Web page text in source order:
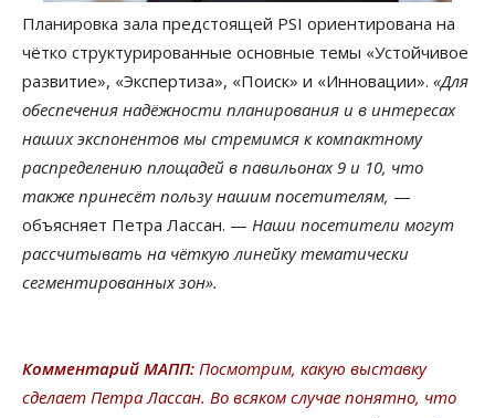
Планировка зала предстоящей PSI ориентирована на
чётко структурированные основные темы «Устойчивое
развитие», «Экспертиза», «Поиск» и «Инновации». «Для
обеспечения надёжности планирования и в интересах
наших экспонентов мы стремимся к компактному
распределению площадей в павильонах 9 и 10, что
также принесёт пользу нашим посетителям, —
объясняет Петра Лассан. — Наши посетители могут
рассчитывать на чёткую линейку тематически
сегментированных зон».
Комментарий МАПП: Посмотрим, какую выставку
сделает Петра Лассан. Во всяком случае понятно, что